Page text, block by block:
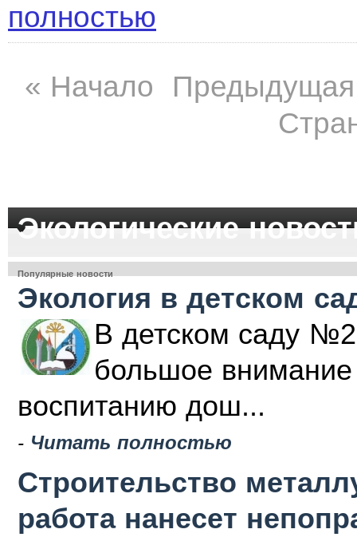
полностью
« Начало
Предыдущая
Экологические
Популярные новости
Экология в детском
В детском саду
большое внимание
воспитанию дош...
- Читать полностью
Строительство
работа нанесет